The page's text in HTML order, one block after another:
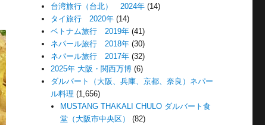
台湾旅行（台北） 2024年 (14)
タイ旅行 2020年 (14)
ベトナム旅行 2019年 (41)
ネパール旅行 2018年 (30)
ネパール旅行 2017年 (32)
2025年 大阪・関西万博 (6)
ダルバート（大阪、兵庫、京都、奈良）ネパー
ル料理 (1,656)
MUSTANG THAKALI CHULO ダルバート食
堂（大阪市中央区）
(82)